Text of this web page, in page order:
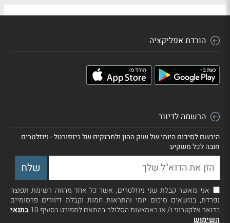
הורדת אפליקציה
הרשמה לדיוור
הירשם לסיכום היומי של שוק ההון ולמבזקים של ביזפורטל - ניוזלטרים
חובה לכל משקיע
אני מאשר קבלת שני ניוזלטרים, אשר כל אחד מהווה רשימת תפוצה
נפרדת, בנושאים סיכום יומי והתראות חמות וקבלת דיוורים פרסומיים
בדואר אלקטרוני ו/ או באמצעות הסלולר בהתאם למפורט בסעיף 10
בתנאי
השימוש